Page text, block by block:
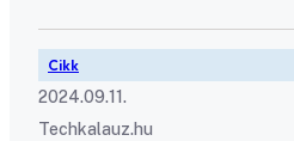
Cikk
2024.09.11.
Techkalauz.hu